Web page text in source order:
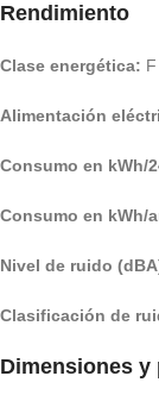
Rendimiento
Clase energética: F
Alimentación
Consumo en kWh/
Consumo en kWh/
Nivel de ruido
Clasificación de
Dimensiones y